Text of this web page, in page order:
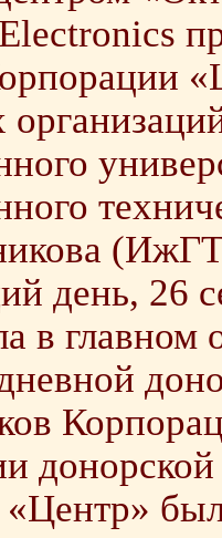
день, 26
в